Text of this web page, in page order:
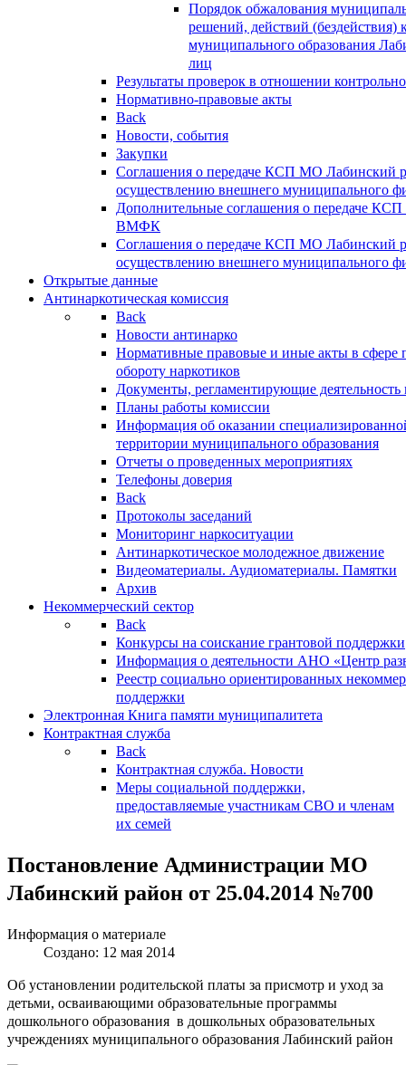
Порядок обжалования
решений, действий (бездействия)
муниципального образования
лиц
Результаты проверок в отношении
Нормативно-правовые акты
Back
Новости, события
Закупки
Соглашения о передаче КСП МО Лабинский
осуществлению внешнего муниципального
Дополнительные соглашения о передаче
ВМФК
Соглашения о передаче КСП МО Лабинский
осуществлению внешнего муниципального
Открытые данные
Антинаркотическая комиссия
Back
Новости антинарко
Нормативные правовые и иные акты в сфере
обороту наркотиков
Документы, регламентирующие деятельность
Планы работы комиссии
Информация об оказании
территории муниципального образования
Отчеты о проведенных мероприятиях
Телефоны доверия
Back
Протоколы заседаний
Мониторинг наркоситуации
Антинаркотическое молодежное движение
Видеоматериалы. Аудиоматериалы. Памятки
Архив
Некоммерческий сектор
Back
Конкурсы на соискание грантовой поддержки
Информация о деятельности АНО «Центр
Реестр социально ориентированных
поддержки
Электронная Книга памяти муниципалитета
Контрактная служба
Back
Контрактная служба. Новости
Меры социальной поддержки,
предоставляемые участникам СВО и членам
их семей
Постановление Администрации МО
Лабинский район от 25.04.2014 №700
Информация о материале
Создано: 12 мая 2014
Об установлении родительской платы за присмотр и уход за
детьми, осваивающими образовательные программы
дошкольного образования в дошкольных образовательных
учреждениях муниципального образования Лабинский район